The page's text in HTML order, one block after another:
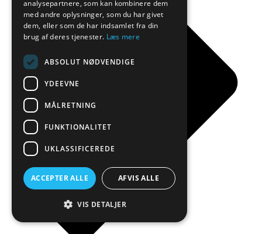
analysepartnere, som kan kombinere dem
med andre oplysninger, som du har givet
dem, eller som de har indsamlet fra din
brug af deres tjenester. Læs mere
ABSOLUT NØDVENDIGE
YDEEVNE
MÅLRETNING
FUNKTIONALITET
UKLASSIFICEREDE
ACCEPTER ALLE AFVIS ALLE
VIS DETALJER